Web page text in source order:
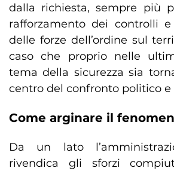
dalla richiesta, sempre più
rafforzamento dei controlli e
delle forze dell’ordine sul
caso che proprio nelle
tema della sicurezza sia
centro del confronto politico e
Come arginare il
Da un lato
rivendica gli sforzi